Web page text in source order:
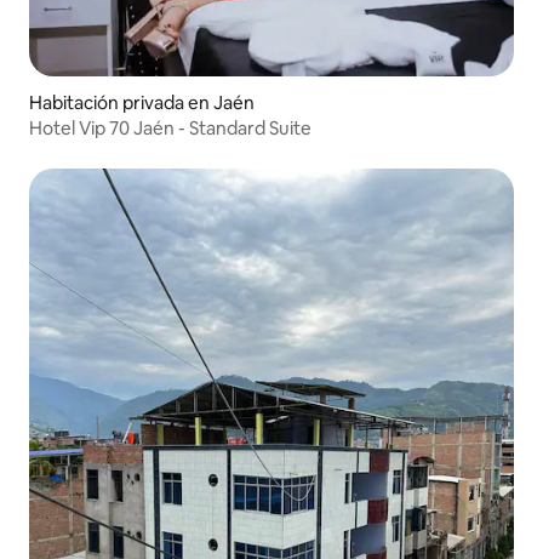
Habitación privada en Jaén
Hotel Vip 70 Jaén - Standard Suite